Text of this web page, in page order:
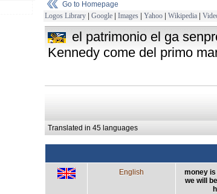
Go to Homepage
Logos Library | Google | Images | Yahoo | Wikipedia |
el patrimonio el ga
Kennedy come del primo
Translated in 45 languages
English
money
we will